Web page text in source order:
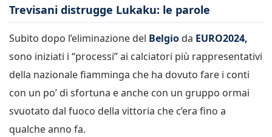
Trevisani distrugge Lukaku: le parole
Subito dopo l’eliminazione del Belgio da EURO2024,
sono iniziati i “processi” ai calciatori più rappresentativi
della nazionale fiamminga che ha dovuto fare i conti
con un po’ di sfortuna e anche con un gruppo ormai
svuotato dal fuoco della vittoria che c’era fino a
qualche anno fa.